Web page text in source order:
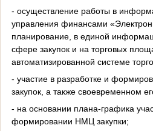
- осуществление работы в
управления финансами
планирование, в единой
сфере закупок и на торговых
автоматизированной системе
- участие в разработке и
закупок, а также своевременном
- на основании плана-графика
формировании НМЦ закупки;